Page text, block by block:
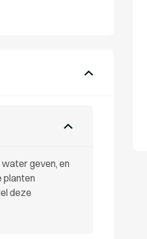
geven, en
planten
deze